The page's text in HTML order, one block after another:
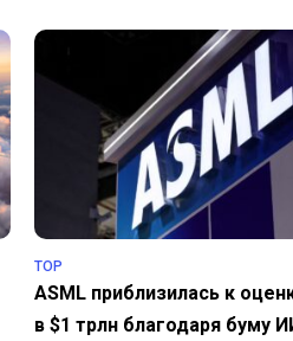
TOP
ASML приблизилась к
в $1 трлн благодаря буму